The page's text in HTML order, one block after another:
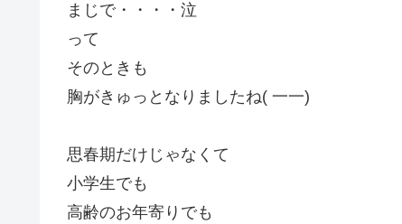
まじで・・・・泣
って
そのときも
胸がきゅっとなりましたね( 一一)
思春期だけじゃなくて
小学生でも
高齢のお年寄りでも